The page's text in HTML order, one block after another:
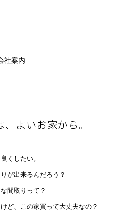
社案内
よいお家から。
くしたい。
が出来るんだろう？
間取りって？
ど、この家買って大丈夫なの？